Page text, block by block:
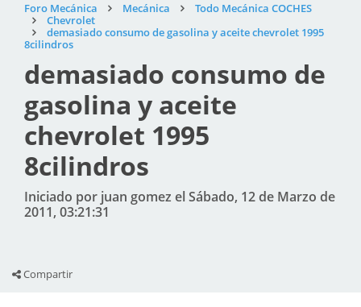
Foro Mecánica Mecánica
Todo Mecánica COCHES
Chevrolet
demasiado consumo de gasolina y aceite chevrolet 1995
8cilindros
demasiado consumo de
gasolina y aceite
chevrolet 1995
8cilindros
Iniciado por juan gomez el Sábado, 12 de Marzo de
2011, 03:21:31
Compartir